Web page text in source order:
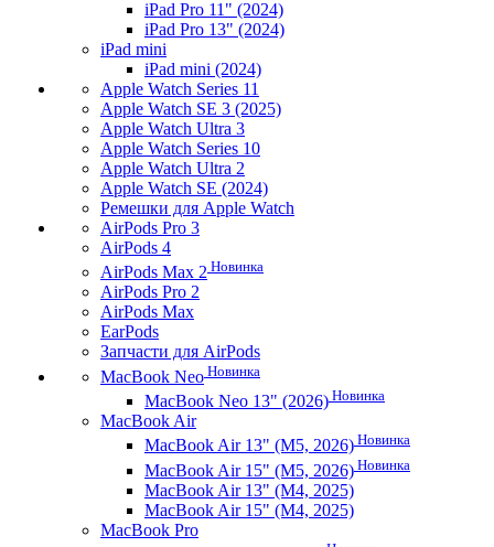
iPad Pro 11" (2024)
iPad Pro 13" (2024)
iPad mini
iPad mini (2024)
Apple Watch Series 11
Apple Watch SE 3 (2025)
Apple Watch Ultra 3
Apple Watch Series 10
Apple Watch Ultra 2
Apple Watch SE (2024)
Ремешки для Apple Watch
AirPods Pro 3
AirPods 4
AirPods Max 2 Новинка
AirPods Pro 2
AirPods Max
EarPods
Запчасти для AirPods
MacBook Neo Новинка
MacBook Neo 13" (2026) Новинка
MacBook Air
MacBook Air 13" (M5, 2026) Новинка
MacBook Air 15" (M5, 2026) Новинка
MacBook Air 13" (M4, 2025)
MacBook Air 15" (M4, 2025)
MacBook Pro